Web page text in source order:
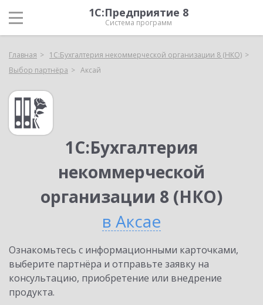
1С:Предприятие 8
Система программ
Главная
1С:Бухгалтерия некоммерческой организации 8 (НКО)
Выбор партнёра
Аксай
1С:Бухгалтерия
некоммерческой
организации 8 (НКО)
в Аксае
Ознакомьтесь с информационными карточками,
выберите партнёра и отправьте заявку на
консультацию, приобретение или внедрение
продукта.